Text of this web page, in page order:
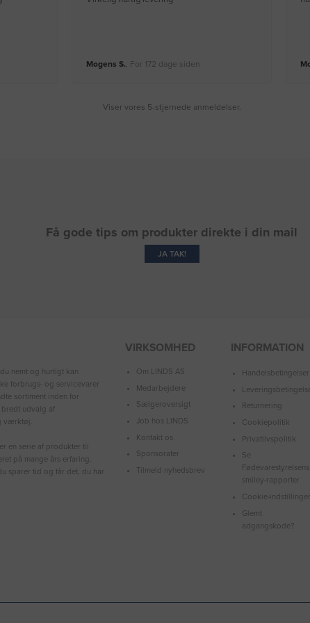
Mogens S., For 172 dage siden
Viser vores 5-stjernede anmeldelser.
Få gode tips om produkter direkte i din mail
JA TAK!
nemt og hurtigt kan
forbrugs- og servicevarer
sortiment inden for
udvalg af
værktøj.
en serie af produkter til
på mange års erfaring.
sparer tid og får det, du har
VIRKSOMHED
Om LINDS AS
Medarbejdere
Sælgeroversigt
Job hos LINDS
Kontakt os
Sponsorater
Tilmeld nyhedsbrev
INFORMATION
Handelsbetingelser
Returnering
Cookiepolitik
Privatlivspolitik
Se
Fødevarestyrelsens
smiley-rapporter
Cookie-indstillinger
Glemt
adgangskode?